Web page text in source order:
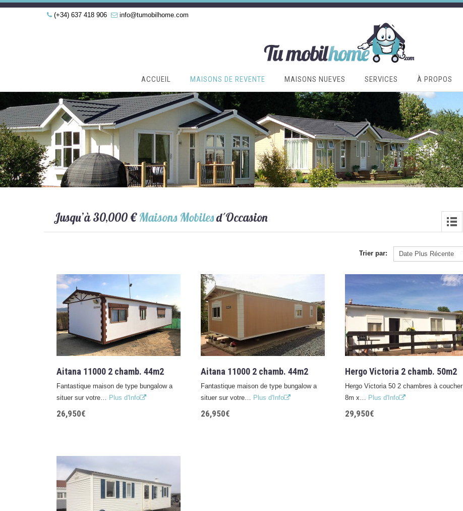
(+34) 637 418 906 info@tumobilhome.com
ACCUEIL MAISONS DE REVENTE MAISONS NUEVES SERVICES À PROPOS
Jusqu’à 30,000 €Maisons Mobilesd´Occasion
Trier par:
Aitana 11000 2 chamb. 44m2
Fantastique maison de type bungalow a
situer sur votre… Plus d'Info
26,950€
Aitana 11000 2 chamb. 44m2
Fantastique maison de type bungalow a
situer sur votre… Plus d'Info
26,950€
Hergo Victoria 2 chamb. 50m2
Hergo Victoria 50 2 chambres à coucher
8m x… Plus d'Info
29,950€